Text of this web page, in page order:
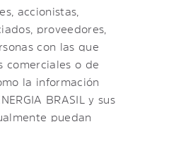
accionistas,
proveedores,
con las que
comerciales o de
la información
BRASIL y sus
puedan